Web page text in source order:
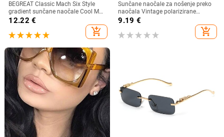
BEGREAT Classic Mach Six Style
gradient sunčane naočale Cool Men
Vintage Brand Design Sunčane
naočale Lentes očki sunčanye
ženskie
12.22 €
add_shopping_cart
Sunčane naočale za nošenje preko
naočala Vintage polarizirane
sunčane naočale za muškarce i
žene, kratkovidnost, dalekovidnost,
sjenila za vožnju na otvorenom
9.19 €
add_shopping_cart